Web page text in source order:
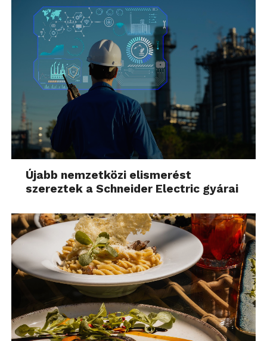
Újabb nemzetközi elismerést
szereztek a Schneider Electric gyárai